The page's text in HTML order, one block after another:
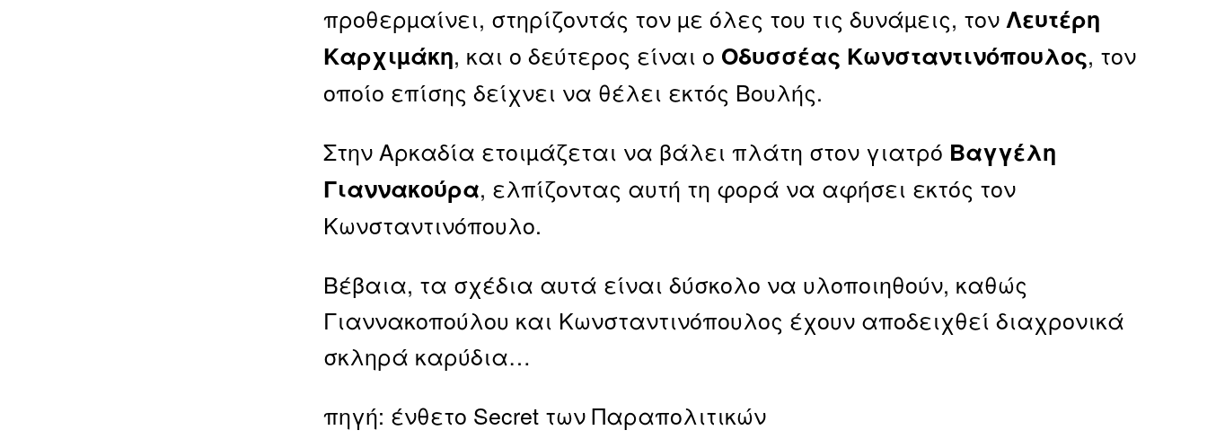
προθερµαίνει, στηρίζοντάς τον µε όλες του τις δυνάµεις, τονΛευτέρη
Καρχιµάκη, και ο δεύτερος είναι ο Οδυσσέας Κωνσταντινόπουλος, τον
οποίο επίσης δείχνει να θέλει εκτός Βουλής.
Στην Αρκαδία ετοιµάζεται να βάλει πλάτη στον γιατρό Βαγγέλη
Γιαννακούρα, ελπίζοντας αυτή τη φορά να αφήσει εκτός τον
Κωνσταντινόπουλο.
Βέβαια, τα σχέδια αυτά είναι δύσκολο να υλοποιηθούν, καθώς
Γιαννακοπούλου και Κωνσταντινόπουλος έχουν αποδειχθεί διαχρονικά
σκληρά καρύδια…
πηγή: ένθετο Secret των Παραπολιτικών